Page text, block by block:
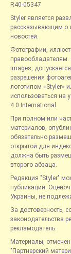
R40-05347
Styler является
рассказывающим о
новостей.
Фотографии,
правообладателям.
Images,
разрешения
логотипом «Styler»
использоваться на
4.0 International.
При полном или
материалов,
обязательно
открытой для
должна быть
второго абзаца.
Редакция "Styler"
публикаций.
Украины, не
За достоверность,
законодательства
рекламодатель.
Материалы,
"Партнерский